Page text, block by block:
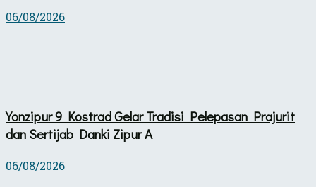
06/08/2026
Yonzipur 9 Kostrad Gelar Tradisi Pelepasan Prajurit
dan Sertijab Danki Zipur A
06/08/2026